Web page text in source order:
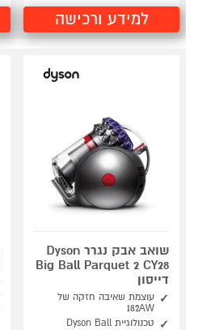
למידע ורכישה
שואב אבק נגרר Dyson
Big Ball Parquet 2 CY28
דייסון
עוצמת שאיבה חזקה של
182AW
טכנולוגיית Dyson Ball